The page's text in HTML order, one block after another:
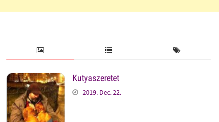
Kutyaszeretet
2019. Dec. 22.